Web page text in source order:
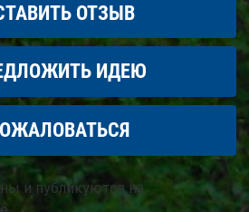
ОТЗЫВ
ИДЕЮ
и публикуются на